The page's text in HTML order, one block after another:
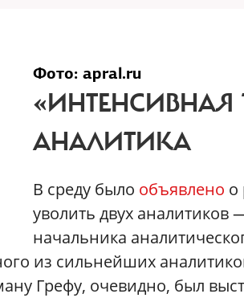
Фото: apral.ru
«ИНТЕНСИВНАЯ
АНАЛИТИКА
В среду было объявлено о
уволить двух аналитиков
начальника
из сильнейших
Грефу, очевидно, был